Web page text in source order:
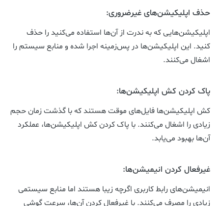
حذف اپلیکیشن‌های غیرضروری:
اپلیکیشن‌هایی که به ندرت از آن‌ها استفاده می‌کنید را حذف
کنید. این اپلیکیشن‌ها در پس‌زمینه اجرا شده و منابع سیستم را
اشغال می‌کنند.
پاک کردن کش اپلیکیشن‌ها:
کش اپلیکیشن‌ها فایل‌های موقت هستند که با گذشت زمان حجم
زیادی را اشغال می‌کنند. با پاک کردن کش اپلیکیشن‌ها، عملکرد
آن‌ها بهبود می‌یابد.
غیرفعال کردن انیمیشن‌ها:
انیمیشن‌های رابط کاربری اگرچه زیبا هستند اما منابع سیستمی
زیادی را مصرف می‌کنند. با غیرفعال کردن آن‌ها، سرعت گوشی